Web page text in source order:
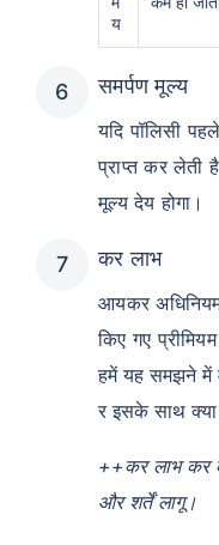
य
समर्पण मूल्य
यदि पॉलिसी
प्राप्त कर लेती
मूल्य देय होगा।
कर लाभ
आयकर
किए गए
हमें यह समझने
र इसके साथ
++कर लाभ कर
और शर्तें लागू।